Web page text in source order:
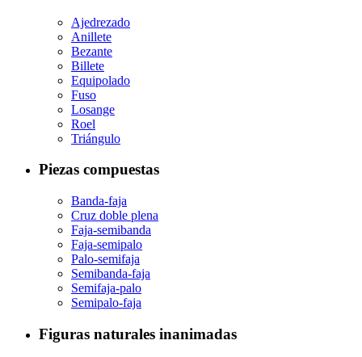
Ajedrezado
Anillete
Bezante
Billete
Equipolado
Fuso
Losange
Roel
Triángulo
Piezas compuestas
Banda-faja
Cruz doble plena
Faja-semibanda
Faja-semipalo
Palo-semifaja
Semibanda-faja
Semifaja-palo
Semipalo-faja
Figuras naturales inanimadas